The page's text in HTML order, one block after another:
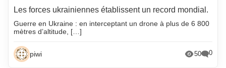
Les forces ukrainiennes établissent un record mondial.
Guerre en Ukraine : en interceptant un drone à plus de 6 800
mètres d’altitude, […]
piwi 50 0